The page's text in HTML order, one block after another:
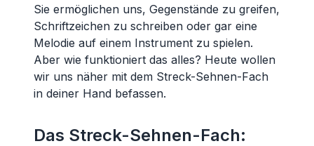
Sie ermöglichen uns, Gegenstände zu greifen,
Schriftzeichen zu schreiben oder gar eine
Melodie auf einem Instrument zu spielen.
Aber wie funktioniert das alles? Heute wollen
wir uns näher mit dem Streck-Sehnen-Fach
in deiner Hand befassen.
Das Streck-Sehnen-Fach: